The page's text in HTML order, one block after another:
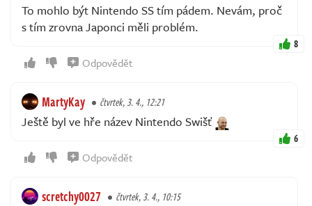
To mohlo být Nintendo SS tím pádem. Nevám, proč
s tím zrovna Japonci měli problém.
8
Odpovědět
MartyKay čtvrtek, 3. 4., 12:21
Ještě byl ve hře název Nintendo Swišť
6
Odpovědět
scretchy0027 čtvrtek, 3. 4., 10:15